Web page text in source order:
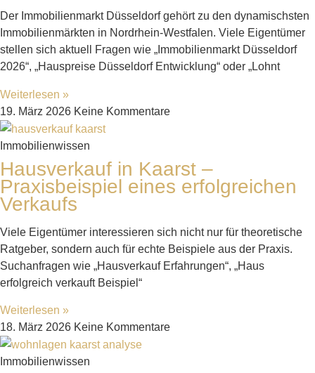
Der Immobilienmarkt Düsseldorf gehört zu den dynamischsten
Immobilienmärkten in Nordrhein-Westfalen. Viele Eigentümer
stellen sich aktuell Fragen wie „Immobilienmarkt Düsseldorf
2026“, „Hauspreise Düsseldorf Entwicklung“ oder „Lohnt
Weiterlesen »
19. März 2026 Keine Kommentare
Immobilienwissen
Hausverkauf in Kaarst –
Praxisbeispiel eines erfolgreichen
Verkaufs
Viele Eigentümer interessieren sich nicht nur für theoretische
Ratgeber, sondern auch für echte Beispiele aus der Praxis.
Suchanfragen wie „Hausverkauf Erfahrungen“, „Haus
erfolgreich verkauft Beispiel“
Weiterlesen »
18. März 2026 Keine Kommentare
Immobilienwissen